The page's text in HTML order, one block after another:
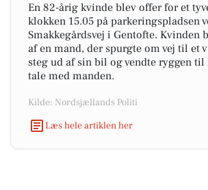
En 82-årig kvinde blev offer for et
klokken 15.05 på parkeringspladsen
Smakkegårdsvej i Gentofte. Kvinden
af en mand, der spurgte om vej til et
steg ud af sin bil og vendte ryggen
tale med manden.
Kilde: Nordsjællands Politi
Læs hele artiklen her